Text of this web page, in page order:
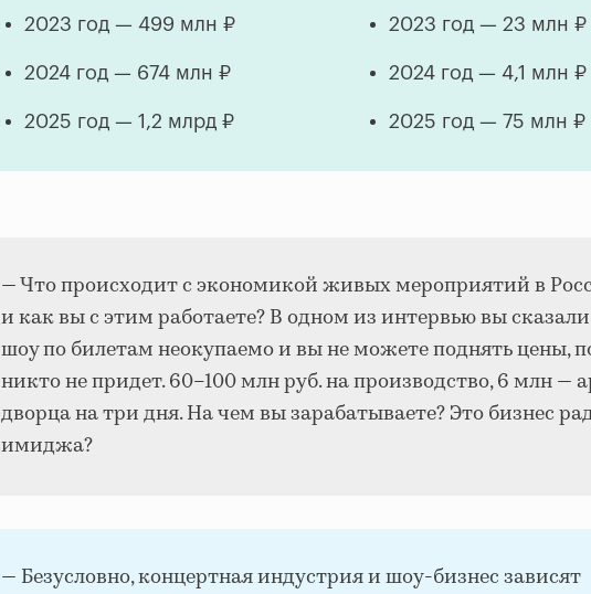
2023 год — 499 млн ₽
2024 год — 674 млн ₽
2025 год — 1,2 млрд ₽
2023 год — 23 млн ₽
2024 год — 4,1 млн ₽
2025 год — 75 млн ₽
— Что происходит с экономикой живых мероприятий в
и как вы с этим работаете? В одном из интервью вы
шоу по билетам неокупаемо и вы не можете поднять цены,
никто не придет. 60–100 млн руб. на производство, 6 млн —
дворца на три дня. На чем вы зарабатываете? Это бизнес
имиджа?
— Безусловно, концертная индустрия и шоу-бизнес зависят